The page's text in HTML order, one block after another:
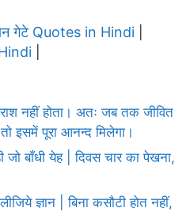
गेटे Quotes in Hindi
नहीं होता। अतः जब तक जीवित
इसमें पूरा आनन्द मिलेगा।
बाँधी येह | दिवस चार का पेखना,
ज्ञान | बिना कसौटी होत नहीं,